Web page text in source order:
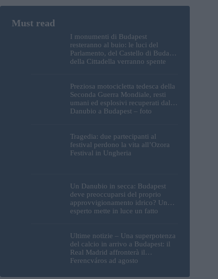
I monumenti di Budapest
resteranno al buio: le luci del
Parlamento, del Castello di Buda e
della Cittadella verranno spente
Preziosa motocicletta tedesca della
Seconda Guerra Mondiale, resti
umani ed esplosivi recuperati dal
Danubio a Budapest – foto
Tragedia: due partecipanti al
festival perdono la vita all’Ozora
Festival in Ungheria
Un Danubio in secca: Budapest
deve preoccuparsi del proprio
approvvigionamento idrico? Un
esperto mette in luce un fatto
Ultime notizie – Una superpotenza
del calcio in arrivo a Budapest: il
Real Madrid affronterà il
Ferencváros ad agosto